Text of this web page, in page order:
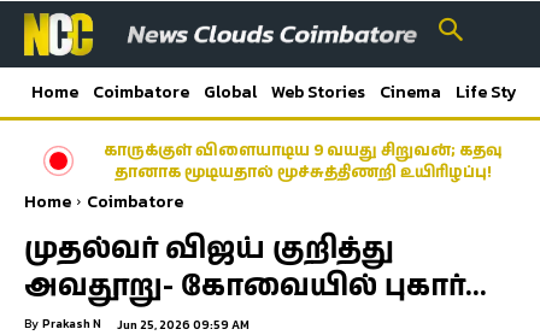
Home Coimbatore Global Web Stories Cinema Life Style
காருக்குள் விளையாடிய 9 வயது சிறுவன்; கதவு
தானாக மூடியதால் மூச்சுத்திணறி உயிரிழப்பு!
Home Coimbatore
முதல்வர் விஜய் குறித்து
அவதூறு- கோவையில் புகார்…
By Prakash N Jun 25, 2026 09:59 AM